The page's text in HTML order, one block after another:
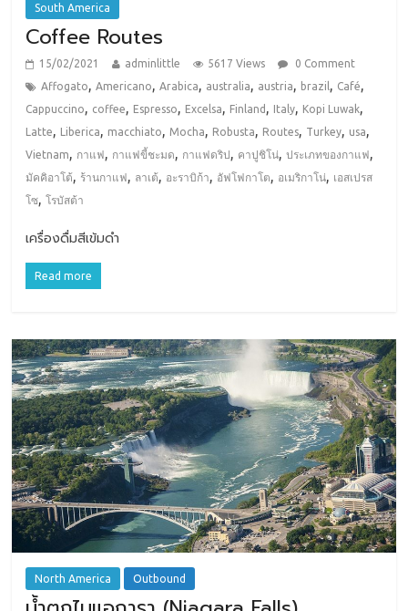
South America
Coffee Routes
15/02/2021 adminlittle 5617 Views
0 Comment
Affogato,Americano,Arabica, australia, austria, brazil , Café,
Cappuccino, coffee, Espresso, Excelsa, Finland , Italy, Kopi Luwak,
Latte, Liberica, macchiato, Mocha, Robusta, Routes, Turkey, usa,
Vietnam, กาแฟ, กาแฟขี้ชะมด, กาแฟดริป, คาปูชิโน่,ประเภทของกาแฟ,
มัคคิอาโต้, ร้านกาแฟ, ลาเต้, อะราบิก้า, อัฟโฟกาโต, อเมริกาโน่, เอสเปรส
โซ,โรบัสต้า
เครื่องดื่มสีเข้มดำ
Read more
North America Outbound